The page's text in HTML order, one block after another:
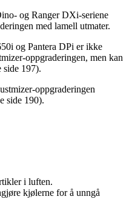
og Ranger DXi-seriene
med lamell utmater.
og Pantera DPi er ikke
oppgraderingen, men kan
side 197).
oppgraderingen
side 190).
i luften.
kjølerne for å unngå